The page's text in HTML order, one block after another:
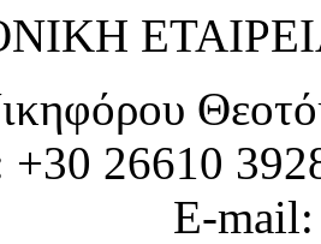
+30 26610
E-